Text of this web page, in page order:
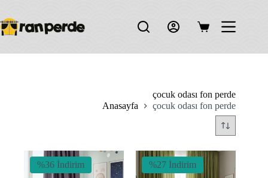
content
Shopping
çocuk odası fon perde
Anasayfa
çocuk odası fon perde
%36 İndirim %27 İndirim